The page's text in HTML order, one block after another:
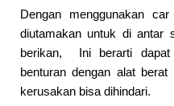
Dengan menggunakan
diutamakan untuk di antar
berikan, Ini berarti dapat
benturan dengan alat
kerusakan bisa dihindari.